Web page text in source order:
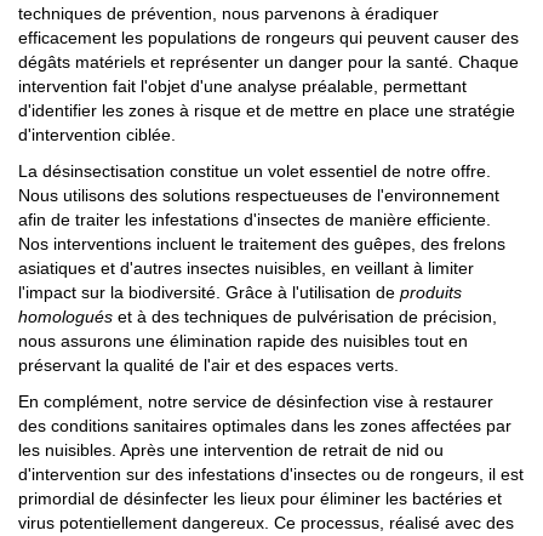
techniques de prévention, nous parvenons à éradiquer
efficacement les populations de rongeurs qui peuvent causer des
dégâts matériels et représenter un danger pour la santé. Chaque
intervention fait l'objet d'une analyse préalable, permettant
d'identifier les zones à risque et de mettre en place une stratégie
d'intervention ciblée.
La désinsectisation constitue un volet essentiel de notre offre.
Nous utilisons des solutions respectueuses de l'environnement
afin de traiter les infestations d'insectes de manière efficiente.
Nos interventions incluent le traitement des guêpes, des frelons
asiatiques et d'autres insectes nuisibles, en veillant à limiter
l'impact sur la biodiversité. Grâce à l'utilisation de produits
homologués et à des techniques de pulvérisation de précision,
nous assurons une élimination rapide des nuisibles tout en
préservant la qualité de l'air et des espaces verts.
En complément, notre service de désinfection vise à restaurer
des conditions sanitaires optimales dans les zones affectées par
les nuisibles. Après une intervention de retrait de nid ou
d'intervention sur des infestations d'insectes ou de rongeurs, il est
primordial de désinfecter les lieux pour éliminer les bactéries et
virus potentiellement dangereux. Ce processus, réalisé avec des